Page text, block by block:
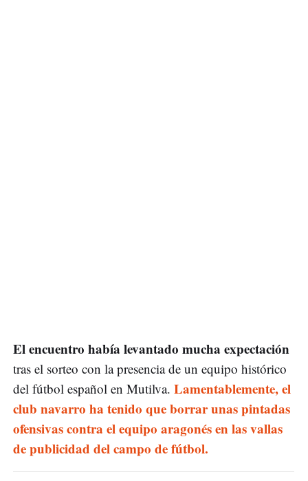
El encuentro había levantado mucha expectación
tras el sorteo con la presencia de un equipo histórico
del fútbol español en Mutilva. Lamentablemente, el
club navarro ha tenido que borrar unas pintadas
ofensivas contra el equipo aragonés en las vallas
de publicidad del campo de fútbol.